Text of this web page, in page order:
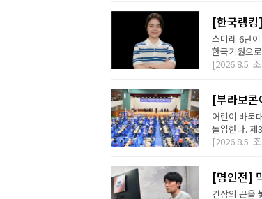
[한국랭
스미레 6단
한국기원으
[2026.8.5
[부라보
어린이 바둑
돌입한다. 제
[2026.8.5
[명인전]
긴장의 끈을